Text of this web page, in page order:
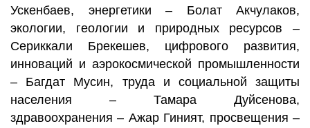
Ускенбаев, энергетики – Болат Акчулаков,
экологии, геологии и природных ресурсов –
Сериккали Брекешев, цифрового развития,
инноваций и аэрокосмической промышленности
– Багдат Мусин, труда и социальной защиты
населения – Тамара Дуйсенова,
здравоохранения – Ажар Гиният, просвещения –